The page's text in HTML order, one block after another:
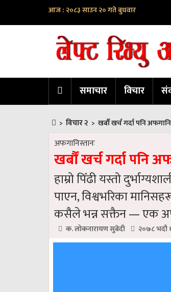
आज : २०८३ साउन २० गते बुधवार
समाचार विचार
> विचार २ > खर्बौं खर्च गर्दा पनि
अफगानिस्तानः
खर्बौं खर्च गर्दा पनि
हाम्रो पिँढी यस्तो
पाएन, विश्वभरिका
कसैले भन्न सक्तैन — एक
क. लोकनारायण सुबेदी २०७८ भदौ